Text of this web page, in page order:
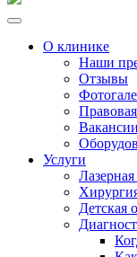
О клинике
Наши
Отзывы
Вакансии
Услуги
Детская